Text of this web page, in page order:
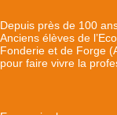
Depuis près de 100
Anciens élèves de
Fonderie et de Forge
pour faire vivre la